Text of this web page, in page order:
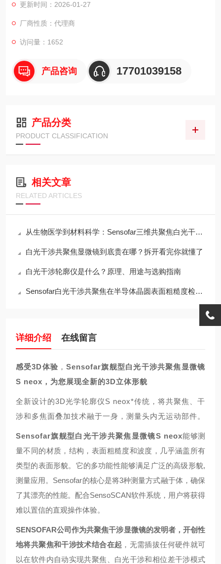
更新时间：2026-01-27
厂商性质：代理商
访问量：1652
产品咨询 17701039158
产品分类
PRODUCT CLASSIFICATION
相关文章
RELATED ARTICLES
从生物医学到材料科学：Sensofar三维共聚焦白光干涉仪的跨领域应用传奇
白光干涉共聚焦显微镜到底贵在哪？拆开看完你就懂了
白光干涉轮廓仪是什么？原理、用途与选购指南
Sensofar白光干涉共聚焦在半导体晶圆表面粗糙度检测中的应用与行业标准对标
详细介绍 在线留言
感受3D体验 ，Sensofar旗舰型白光干涉共聚焦显微镜
S neox ，为您展现全新的3D立体形貌
全新设计的3D光学轮廓仪S neox*传统，将共聚焦、干
涉和多焦面叠加技术融于一身，测量头内无运动部件。
Sensofar旗舰型白光干涉共聚焦显微镜S neox能够测
量不同的材质，结构，表面粗糙度和波度，几乎涵盖所有
类型的表面形貌。它的多功能性能够满足广泛的高级形貌,
测量应用。Sensofar的核心是将3种测量方式融于体，确保
了其漂亮的性能。配合SensoSCAN软件系统，用户将获得
难以置信的直观操作体验。
SENSOFAR公司作为共聚焦干涉显微镜的发明者，开创性
地将共聚焦和干涉技术结合在起 ，无需插拔任何硬件就可
以在软件内自动实现共聚焦、白光干涉和相位差干涉模式